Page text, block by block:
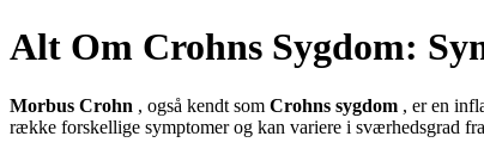
Alt Om Crohns Sygdom:
Morbus Crohn , også kendt som Crohns sygdom , er en
række forskellige symptomer og kan variere i sværhedsgrad